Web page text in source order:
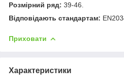
Розмірний ряд: 39-46.
Відповідають стандартам:
Приховати
Характеристики